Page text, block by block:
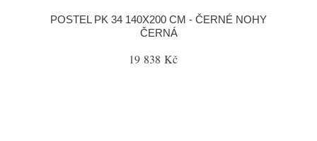
POSTEL PK 34 140X200 CM - ČERNÉ NOHY
ČERNÁ
19 838 Kč